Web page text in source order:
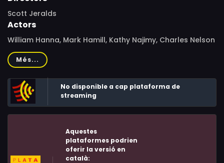
Scott Jeralds
Actors
William Hanna, Mark Hamill, Kathy Najimy, Charles Nelson
Reilly, Kevin Michael Richardson, Wallace Shawn
Més...
No disponible a cap plataforma de
streaming
Aquestes
plataformes podrien
oferir la versió en
català: